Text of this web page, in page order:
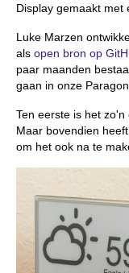
Display gemaakt met
Luke Marzen
als open bron op
paar maanden
gaan in onze
Ten eerste is het
Maar bovendien
om het ook na te